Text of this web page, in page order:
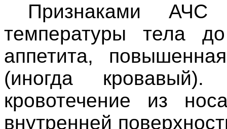
Признаками
температуры тела
аппетита,
(иногда
кровотечение из
внутренней